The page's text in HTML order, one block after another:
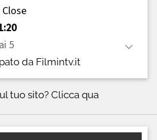
da Filmintv.it
tuo sito?Clicca qua